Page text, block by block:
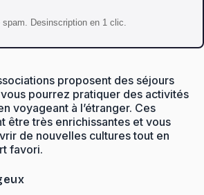
spam. Desinscription en 1 clic.
proposent des séjours
pourrez pratiquer des activités
voyageant à l’étranger. Ces
être très enrichissantes et vous
de nouvelles cultures tout en
favori.